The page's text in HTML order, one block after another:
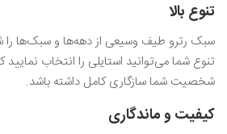
تنوع بالا
سبک رترو طیف وسیعی از دهه‌ها و سبک‌ها را
تنوع شما می‌توانید استایلی را انتخاب نمایید
شخصیت شما سازگاری کامل داشته باشد.
کیفیت و ماندگاری